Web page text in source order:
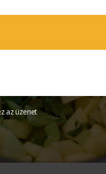
az üzenet